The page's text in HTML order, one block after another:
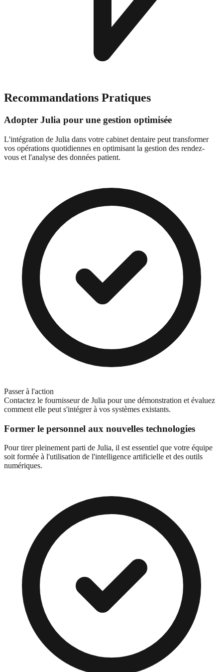
Recommandations Pratiques
Adopter Julia pour une gestion optimisée
L'intégration de Julia dans votre cabinet dentaire peut transformer
vos opérations quotidiennes en optimisant la gestion des rendez-
vous et l'analyse des données patient.
Passer à l'action
Contactez le fournisseur de Julia pour une démonstration et évaluez
comment elle peut s'intégrer à vos systèmes existants.
Former le personnel aux nouvelles technologies
Pour tirer pleinement parti de Julia, il est essentiel que votre équipe
soit formée à l'utilisation de l'intelligence artificielle et des outils
numériques.